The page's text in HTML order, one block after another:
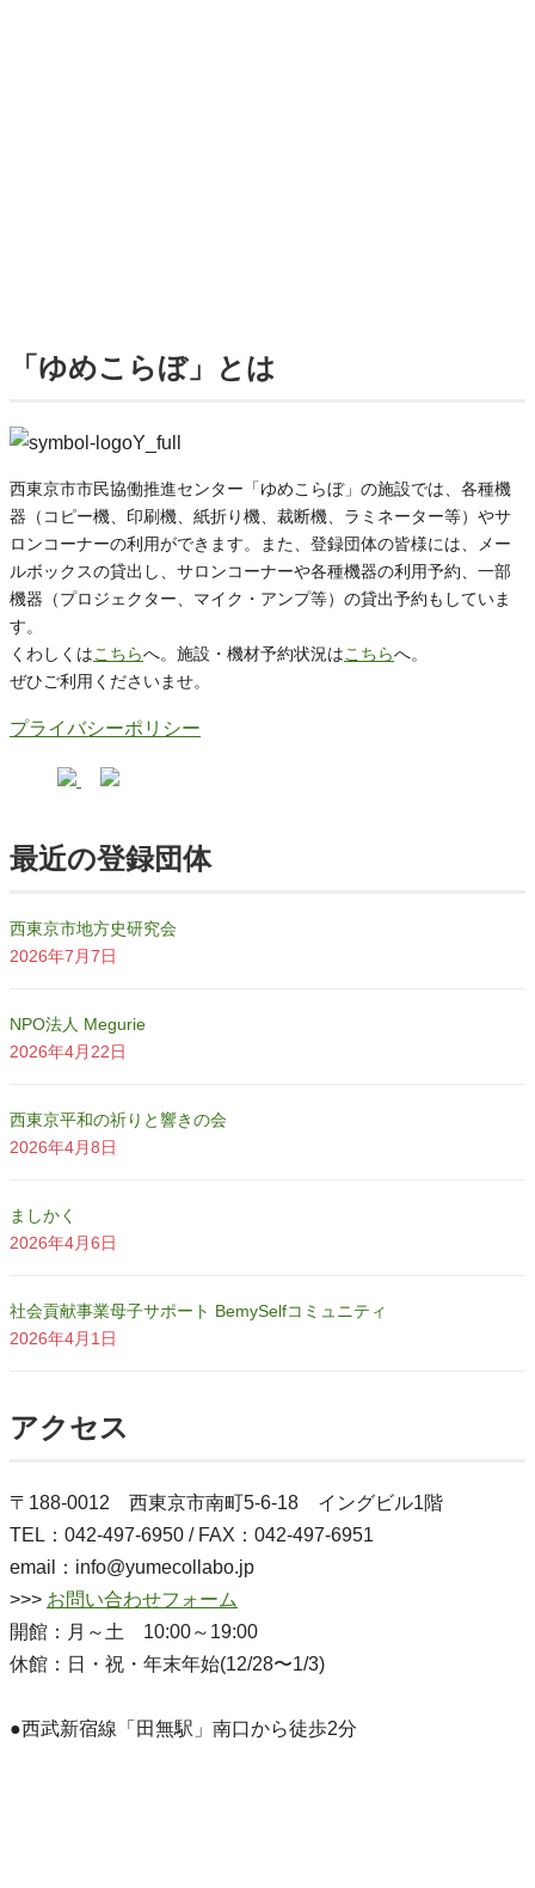
「ゆめこらぼ」とは
西東京市市民協働推進センター「ゆめこらぼ」の施設では、各種機
器（コピー機、印刷機、紙折り機、裁断機、ラミネーター等）やサ
ロンコーナーの利用ができます。また、登録団体の皆様には、メー
ルボックスの貸出し、サロンコーナーや各種機器の利用予約、一部
機器（プロジェクター、マイク・アンプ等）の貸出予約もしていま
す。
くわしくはこちらへ。施設・機材予約状況はこちらへ。
ぜひご利用くださいませ。
プライバシーポリシー
最近の登録団体
西東京市地方史研究会
2026年7月7日
NPO法人 Megurie
2026年4月22日
西東京平和の祈りと響きの会
2026年4月8日
ましかく
2026年4月6日
社会貢献事業母子サポート BemySelfコミュニティ
2026年4月1日
アクセス
〒188-0012 西東京市南町5-6-18 イングビル1階
TEL：042-497-6950 / FAX：042-497-6951
email：info@yumecollabo.jp
>>> お問い合わせフォーム
開館：月～土 10:00～19:00
休館：日・祝・年末年始(12/28〜1/3)
●西武新宿線「田無駅」南口から徒歩2分